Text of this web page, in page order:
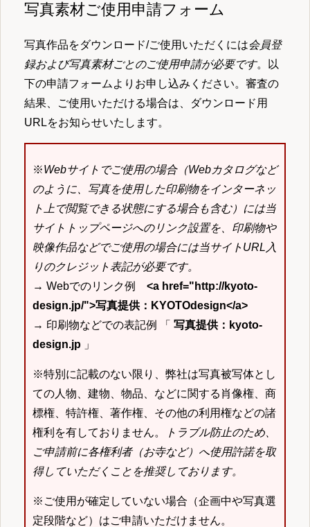
写真素材ご使用申請フォーム
写真作品をダウンロード/ご使用いただくには会員登
録および写真素材ごとのご使用申請が必要です。以
下の申請フォームよりお申し込みください。審査の
結果、ご使用いただける場合は、ダウンロード用
URLをお知らせいたします。
※Webサイトでご使用の場合（Webカタログなど
のように、写真を使用した印刷物をインターネッ
ト上で閲覧できる状態にする場合も含む）には当
サイトトップページへのリンク設置を、印刷物や
映像作品などでご使用の場合には当サイトURL入
りのクレジット表記が必要です。
→ Webでのリンク例 <a href="http://kyoto-
design.jp/">写真提供：KYOTOdesign</a>
→ 印刷物などでの表記例 「 写真提供：kyoto-
design.jp 」
※特別に記載のない限り、弊社は写真被写体とし
ての人物、建物、物品、などに関する肖像権、商
標権、特許権、著作権、その他の利用権などの諸
権利を有しておりません。
トラブル防止のため、
ご申請前に各権利者（お寺など）へ使用許諾を取
得していただくことを推奨しております。
※ご使用が確定していない場合（企画中や写真選
定段階など）はご申請いただけません。